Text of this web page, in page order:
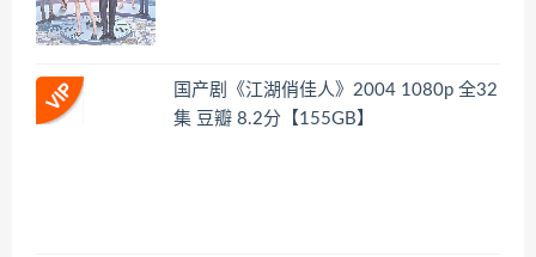
国产剧《江湖俏佳人》2004 1080p 全32
集 豆瓣 8.2分【155GB】